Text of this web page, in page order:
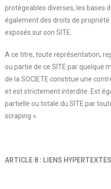
protégeables diverses, les bases
également des droits de
exposés sur son SITE.
A ce titre, toute représentation,
ou partie de ce SITE par quelque
de la SOCIETE constitue une
et est strictement interdite. Est
partielle ou totale du SITE par
scraping ».
ARTICLE 8 : LIENS HYPERTEXTES